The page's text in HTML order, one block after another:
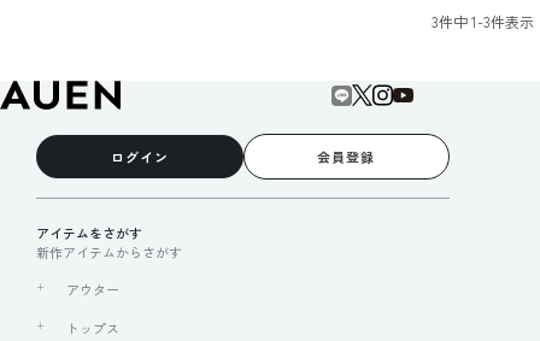
3件中1-3件表示
ログイン 会員登録
アイテムをさがす
新作アイテムからさがす
アウター
トップス